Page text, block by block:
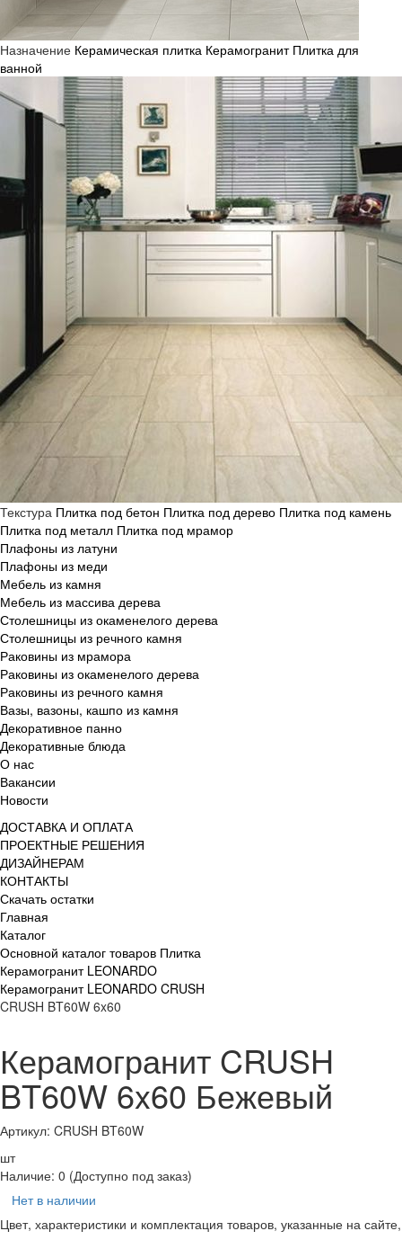
Назначение Керамическая плитка Керамогранит Плитка для
ванной
Текстура Плитка под бетон Плитка под дерево Плитка под камень
Плитка под металл Плитка под мрамор
Плафоны из латуни
Плафоны из меди
Мебель из камня
Мебель из массива дерева
Столешницы из окаменелого дерева
Столешницы из речного камня
Раковины из мрамора
Раковины из окаменелого дерева
Раковины из речного камня
Вазы, вазоны, кашпо из камня
Декоративное панно
Декоративные блюда
О нас
Вакансии
Новости
ДОСТАВКА И ОПЛАТА
ПРОЕКТНЫЕ РЕШЕНИЯ
ДИЗАЙНЕРАМ
КОНТАКТЫ
Скачать остатки
Главная
Каталог
Основной каталог товаров Плитка
Керамогранит LEONARDO
Керамогранит LEONARDO CRUSH
CRUSH BT60W 6x60
Керамогранит CRUSH
BT60W 6x60 Бежевый
Артикул: CRUSH BT60W
шт
Наличие: 0 (Доступно под заказ)
Нет в наличии
Цвет, характеристики и комплектация товаров, указанные на сайте,